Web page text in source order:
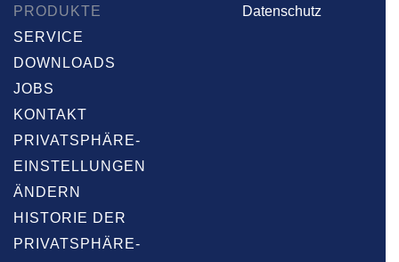
PRODUKTE
SERVICE
DOWNLOADS
JOBS
KONTAKT
PRIVATSPHÄRE-
EINSTELLUNGEN
ÄNDERN
HISTORIE DER
PRIVATSPHÄRE-
Datenschutz